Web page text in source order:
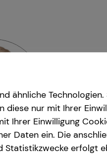
ähnliche
diese nur mit Ihrer
Ihrer Einwilligung
Daten ein. Die
Statistikzwecke erfolgt